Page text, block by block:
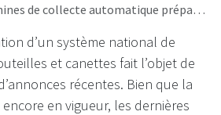
automatique prépareront la France au retour de la consigne
d’un système national de
et canettes fait l’objet de
récentes. Bien que la
en vigueur, les dernières